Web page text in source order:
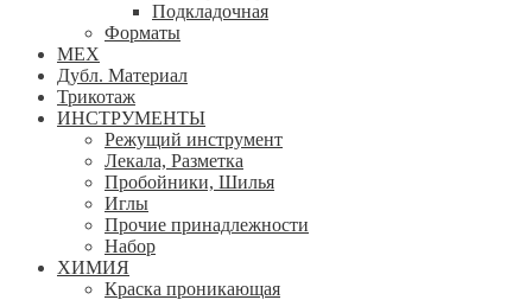
Подкладочная
Форматы
МЕХ
Дубл. Материал
Трикотаж
ИНСТРУМЕНТЫ
Режущий инструмент
Лекала, Разметка
Пробойники, Шилья
Иглы
Прочие принадлежности
Набор
ХИМИЯ
Краска проникающая